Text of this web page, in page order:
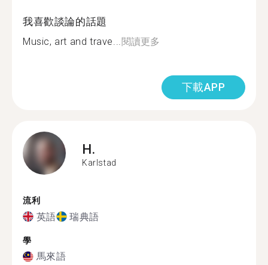
我喜歡談論的話題
Music, art and trave...閱讀更多
下載APP
H.
Karlstad
流利
英語 瑞典語
學
馬來語